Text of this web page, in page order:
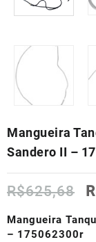
Mangueira
Sandero II –
R$625,68
O
Mangueira
– 175062300r